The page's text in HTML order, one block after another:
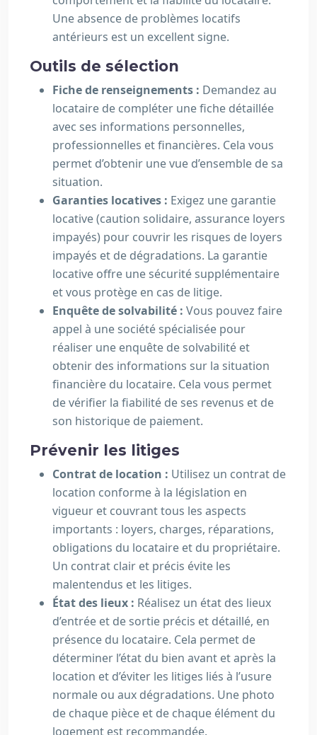
Une absence de problèmes locatifs
antérieurs est un excellent signe.
Outils de sélection
Fiche de renseignements : Demandez au
locataire de compléter une fiche détaillée
avec ses informations personnelles,
professionnelles et financières. Cela vous
permet d’obtenir une vue d’ensemble de sa
situation.
Garanties locatives : Exigez une garantie
locative (caution solidaire, assurance loyers
impayés) pour couvrir les risques de loyers
impayés et de dégradations. La garantie
locative offre une sécurité supplémentaire
et vous protège en cas de litige.
Enquête de solvabilité : Vous pouvez faire
appel à une société spécialisée pour
réaliser une enquête de solvabilité et
obtenir des informations sur la situation
financière du locataire. Cela vous permet
de vérifier la fiabilité de ses revenus et de
son historique de paiement.
Prévenir les litiges
Contrat de location : Utilisez un contrat de
location conforme à la législation en
vigueur et couvrant tous les aspects
importants : loyers, charges, réparations,
obligations du locataire et du propriétaire.
Un contrat clair et précis évite les
malentendus et les litiges.
État des lieux : Réalisez un état des lieux
d’entrée et de sortie précis et détaillé, en
présence du locataire. Cela permet de
déterminer l’état du bien avant et après la
location et d’éviter les litiges liés à l’usure
normale ou aux dégradations. Une photo
de chaque pièce et de chaque élément du
logement est recommandée.